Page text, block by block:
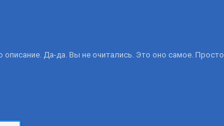
описание. Да-да. Вы не очитались. Это оно самое. Просто